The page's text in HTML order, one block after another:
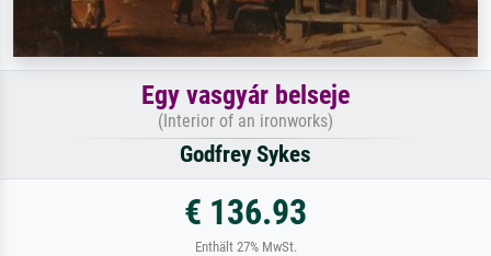
Egy vasgyár belseje
(Interior of an ironworks)
Godfrey Sykes
€ 136.93
Enthält 27% MwSt.